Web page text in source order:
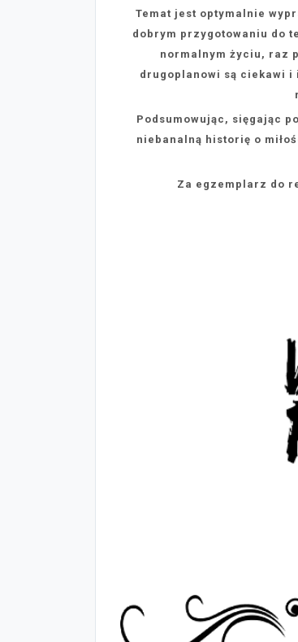
Temat jest optymalnie
dobrym przygotowaniu do
normalnym życiu, raz
drugoplanowi są ciekawi i
Podsumowując, sięgając
niebanalną historię o
Za egzemplarz do